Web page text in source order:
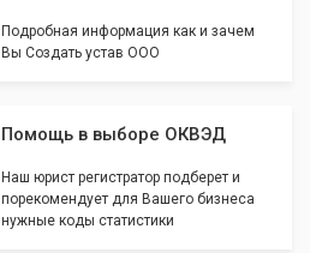
Подробная информация как и зачем
Вы Создать устав ООО
Помощь в выборе ОКВЭД
Наш юрист регистратор подберет и
порекомендует для Вашего бизнеса
нужные коды статистики